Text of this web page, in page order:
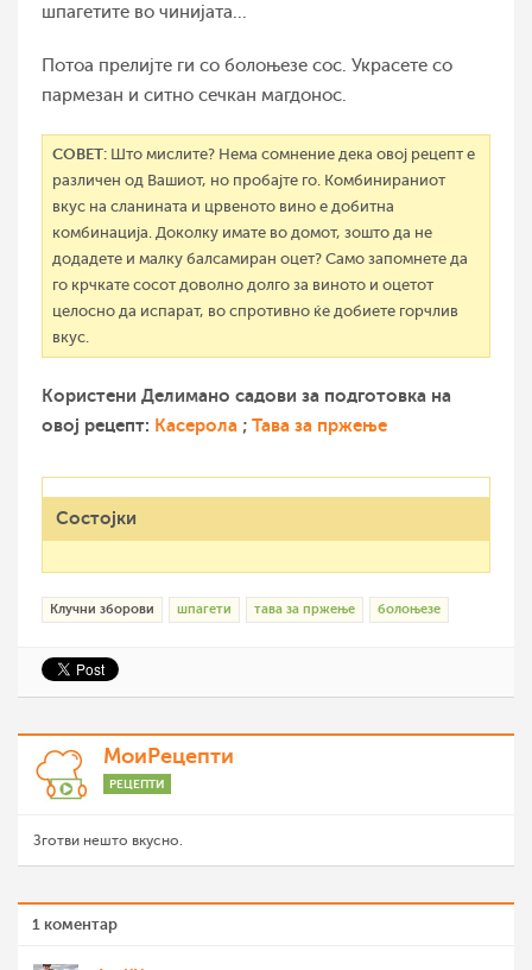
шпагетите во чинијата...
Потоа прелијте ги со болоњезе сос. Украсете со
пармезан и ситно сечкан магдонос.
СОВЕТ: Што мислите? Нема сомнение дека овој рецепт е
различен од Вашиот, но пробајте го. Комбинираниот
вкус на сланината и црвеното вино е добитна
комбинација. Доколку имате во домот, зошто да не
додадете и малку балсамиран оцет? Само запомнете да
го крчкате сосот доволно долго за виното и оцетот
целосно да испарат, во спротивно ќе добиете горчлив
вкус.
Користени Делимано садови за подготовка на
овој рецепт: Касерола ; Тава за пржење
Состојки
Клучни зборови шпагети тава за пржење болоњезе
МоиРецепти
РЕЦЕПТИ
Зготви нешто вкусно.
1 коментар